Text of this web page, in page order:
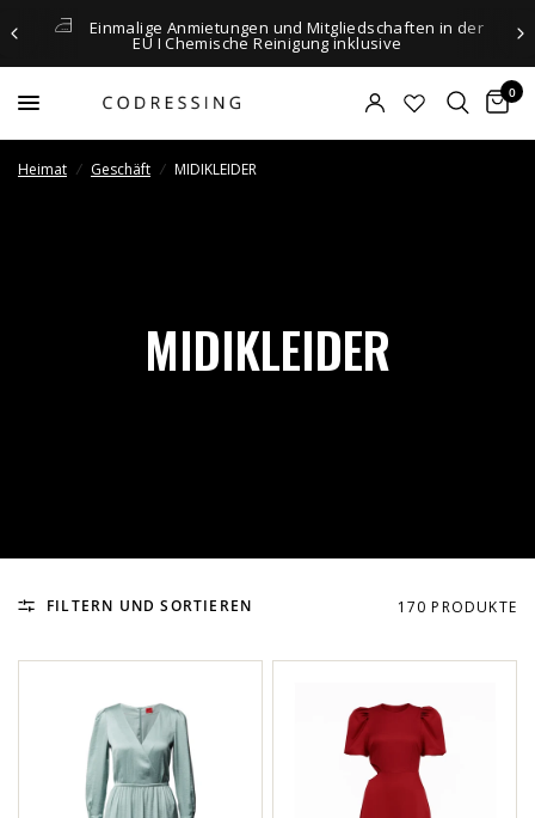
Einmalige Anmietungen und Mitgliedschaften in der
EU I Chemische Reinigung inklusive
0
Heimat / Geschäft / MIDIKLEIDER
MIDIKLEIDER
FILTERN UND SORTIEREN 170 PRODUKTE